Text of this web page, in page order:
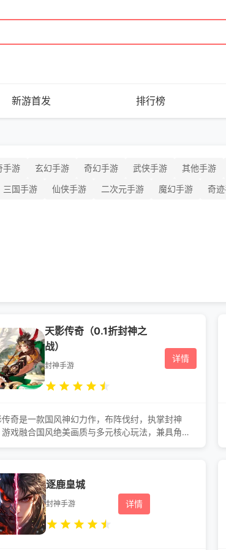
新游首发 排行榜
手游 玄幻手游 奇幻手游 武侠手游 其他手游
三国手游 仙侠手游 二次元手游 魔幻手游 奇
天影传奇（0.1折封神之
战）
封神手游
详情
传奇是一款国风神幻力作，布阵伐纣，执掌封神
戏融合国风绝美画质与多元核心玩法，兼具角色
，自由搭配流派战力。踏破三界纷争，亲历仙妖
执掌封神天命。是辅佐周室平定乱世，还是投身
天而行？你的选择，将改写封神结局，登顶封神
书写属于自己的洪荒神话传奇。
逐鹿皇城
封神手游 详情